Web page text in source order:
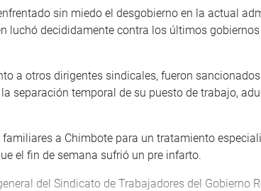
sin miedo el desgobierno en la actual
luchó decididamente contra los últimos gobiernos
a otros dirigentes sindicales, fueron
separación temporal de su puesto de trabajo,
a Chimbote para un tratamiento
el fin de semana sufrió un pre infarto.
del Sindicato de Trabajadores del Gobierno